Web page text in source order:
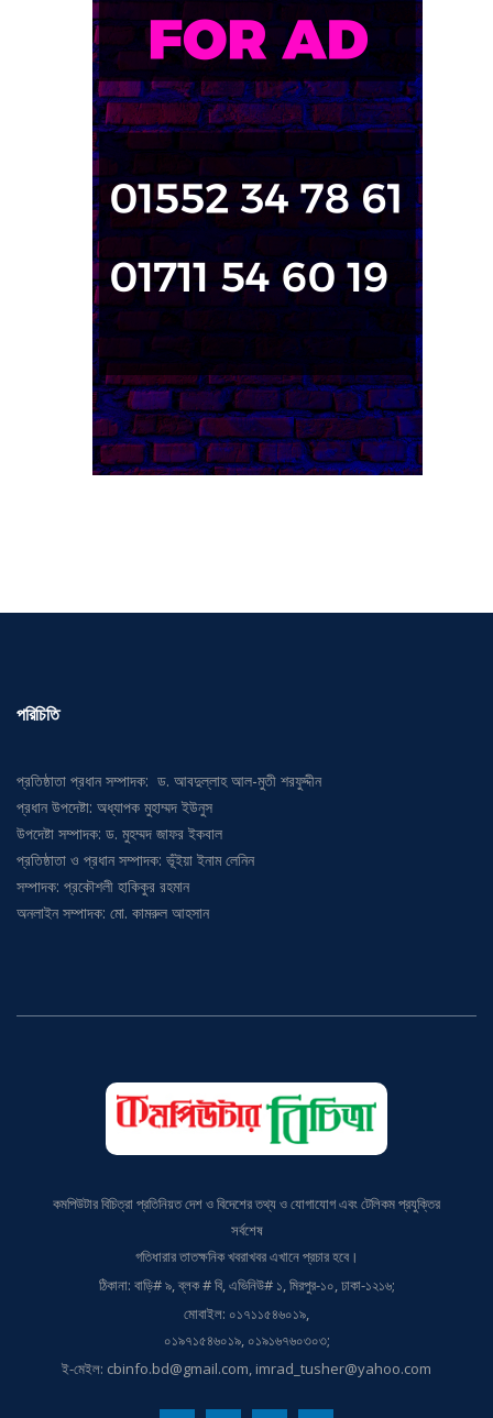
প্রতিষ্ঠাতা প্রধান সম্পাদক: ড. আবদুল্লাহ আল-মুতী শরফুদ্দীন
প্রধান উপদেষ্টা: অধ্যাপক মুহাম্মদ ইউনুস
উপদেষ্টা সম্পাদক: ড. মুহম্মদ জাফর ইকবাল
প্রতিষ্ঠাতা ও প্রধান সম্পাদক: ভূঁইয়া ইনাম লেনিন
সম্পাদক: প্রকৌশলী হাকিকুর রহমান
কমপিউটার বিচিত্রা প্রতিনিয়ত দেশ ও বিদেশের তথ্য ও যোগাযোগ এবং টেলিকম প্রযুক্তির
সর্বশেষ
গতিধারার তাতক্ষনিক খবরাখবর এখানে প্রচার হবে।
ঠিকানা: বাড়ি# ৯, ব্লক # বি, এভিনিউ# ১, মিরপুর-১০, ঢাকা-১২১৬;
মোবাইল: ০১৭১১৫৪৬০১৯,
০১৯৭১৫৪৬০১৯, ০১৯১৬৭৬০৩০৩;